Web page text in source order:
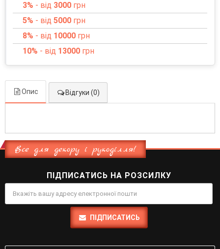
3% - від 3000 грн
5% - від 5000 грн
8% - від 10000 грн
10% - від 13000 грн
Опис Відгуки (0)
Все для декору і рукоділля!
ПІДПИСАТИСЬ НА РОЗСИЛКУ
ПІДПИСАТИСЬ